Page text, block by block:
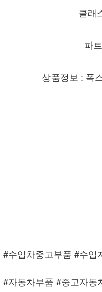
클래
파
상품정보 : 폭
#수입차중고부품 #수입
#자동차부품 #중고자동